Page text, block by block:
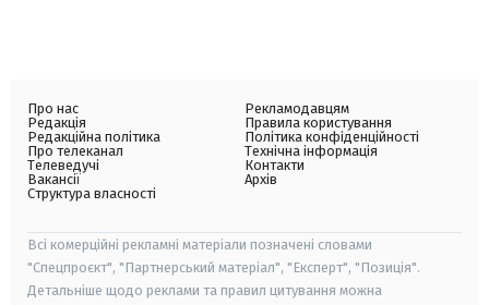
Про нас
Редакція
Редакційна політика
Про телеканал
Телеведучі
Вакансії
Структура власності
Рекламодавцям
Правила користування
Політика конфіденційності
Технічна інформація
Контакти
Архів
Всі комерційні рекламні матеріали позначені словами
"Спецпроєкт", "Партнерський матеріал", "Експерт", "Позиція".
Детальніше щодо реклами та правил цитування можна